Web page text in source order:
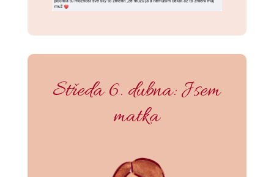
Středa 6. dubna: Jsem
matka